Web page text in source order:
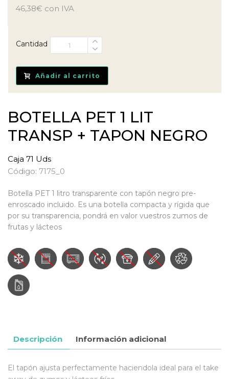
46,38€ con IVA
Cantidad
Añadir al carrito
BOTELLA PET 1 LIT
TRANSP + TAPON NEGRO
Caja 71 Uds
Código: 7175_0
Botella PET 1 litro transparente con tapón negro pre-
enroscado incluido. Es una botella compacta y rígida que
por su transparencia, pondrá en valor vuestros zumos de
frutas y lácteos
Descripción Información adicional
El tapón ajusta perfectamente haciendola ideal para el take